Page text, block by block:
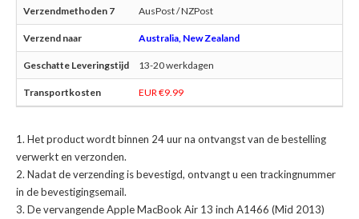
AusPost / NZPost
Australia, New Zealand
13-20 werkdagen
EUR €9.99
Het product wordt binnen 24 uur na ontvangst van de bestelling
verwerkt en verzonden.
Nadat de verzending is bevestigd, ontvangt u een trackingnummer
in de bevestigingsemail.
Devervangende Apple MacBook Air 13 inch A1466 (Mid 2013)